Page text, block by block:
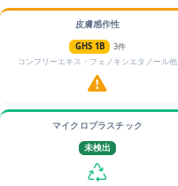
皮膚感作性
GHS 1B
3件
コンフリーエキス・フェノキシエタノール他
マイクロプラスチック
未検出